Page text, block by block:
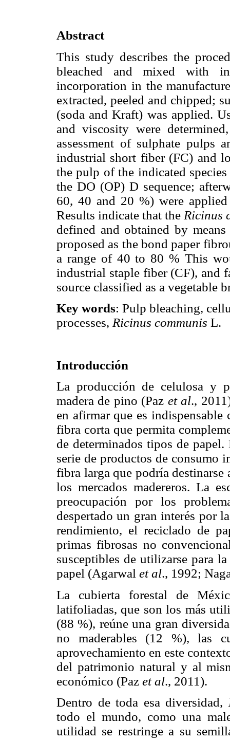
Abstract
This study describes the
bleached and mixed with
incorporation in the
extracted, peeled and chipped;
(soda and Kraft) was applied.
and viscosity were
assessment of sulphate pulps
industrial short fiber (FC) and
the pulp of the indicated
the DO (OP) D sequence;
60, 40 and 20 %) were
Results indicate that the Ricinus
defined and obtained by
proposed as the bond paper
a range of 40 to 80 % This
industrial staple fiber (CF), and
source classified as a vegetable
Key words: Pulp bleaching,
processes, Ricinus communis L.
Introducción
La producción de celulosa y
madera de pino (Paz et al.,
en afirmar que es
fibra corta que permita
de determinados tipos de
serie de productos de consumo
fibra larga que podría destinarse
los mercados madereros. La
preocupación por los
despertado un gran interés por
rendimiento, el reciclado de
primas fibrosas no
susceptibles de utilizarse para
papel (Agarwal et al., 1992;
La cubierta forestal de
latifoliadas, que son los más
(88 %), reúne una gran
no maderables (12 %), las
aprovechamiento en este
del patrimonio natural y al
económico (Paz et al., 2011).
Dentro de toda esa diversidad,
todo el mundo, como una
utilidad se restringe a su